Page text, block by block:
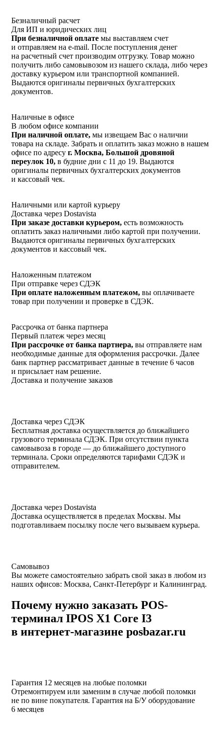
Безналичный расчет
Для ИП и юридических лиц
При безналичной оплате мы выставляем счет
и отправляем на e-mail. После поступления денег
на расчетный счет производим отгрузку. Товар можно
получить либо самовывозом из нашего склада, либо через
доставку курьером или транспортной компанией.
Выдаются оригиналы первичных бухгалтерских
документов.
Наличные в офисе
В любом офисе компании
При наличной оплате, мы извещаем Вас о наличии
товара на складе. Забрать и оплатить заказ можно в нашем
офисе по адресу г. Москва, Большой дровяной
переулок 10, в будние дни с 11 до 19. Выдаются
оригиналы первичных бухгалтерских документов
и кассовый чек.
Наличными или картой курьеру
Доставка через Dostavista
При заказе доставки курьером, есть возможность
оплатить заказ наличными либо картой при получении.
Выдаются оригиналы первичных бухгалтерских
документов и кассовый чек.
Наложенным платежом
При отправке через СДЭК
При оплате наложенным платежом, вы оплачиваете
товар при получении и проверке в СДЭК.
Рассрочка от банка партнера
Первый платеж через месяц
При рассрочке от банка партнера, вы отправляете нам
необходимые данные для оформления рассрочки. Далее
банк партнер рассматривает данные в течение 6 часов
и присылает нам решение.
Доставка и получение заказов
Доставка через СДЭК
Бесплатная доставка осуществляется до ближайшего
грузового терминала СДЭК. При отсутствии пункта
самовывоза в городе — до ближайшего доступного
терминала. Сроки определяются тарифами СДЭК и
отправителем.
Доставка через Dostavista
Доставка осуществляется в пределах Москвы. Мы
подготавливаем посылку после чего вызываем курьера.
Самовывоз
Вы можете самостоятельно забрать свой заказ в любом из
наших офисов: Москва, Санкт-Петербург и Калининград.
Почему нужно заказать POS-
терминал IPOS X1 Core I3
в интернет-магазине posbazar.ru
Гарантия 12 месяцев на любые поломки
Отремонтируем или заменим в случае любой поломки
не по вине покупателя. Гарантия на Б/У оборудование
6 месяцев